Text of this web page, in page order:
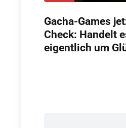
Gacha-Games
Check: Handelt
eigentlich um